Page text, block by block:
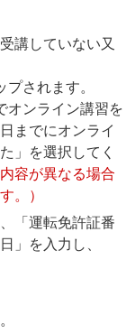
講していない又
されます。
オンライン講習を
までにオンライ
」を選択してく
容が異なる場合
。）
「運転免許証番
」を入力し、